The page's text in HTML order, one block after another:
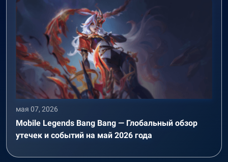
мая 07, 2026
Mobile Legends Bang Bang — Глобальный обзор
утечек и событий на май 2026 года